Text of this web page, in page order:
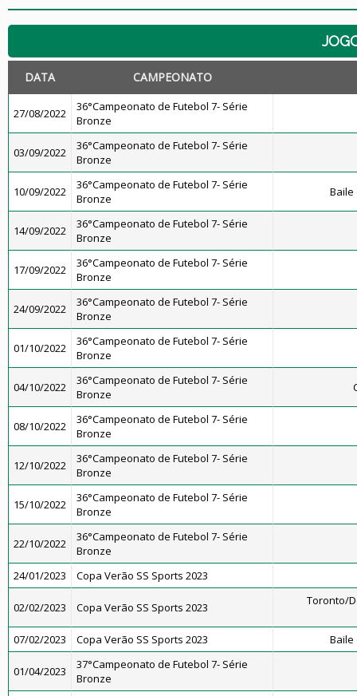
DATA CAMPEONATO
27/08/2022
36°Campeonato de Futebol 7- Série
Bronze
03/09/2022
36°Campeonato de Futebol 7- Série
Bronze
10/09/2022
36°Campeonato de Futebol 7- Série
Bronze
Baile
14/09/2022
36°Campeonato de Futebol 7- Série
Bronze
17/09/2022
36°Campeonato de Futebol 7- Série
Bronze
24/09/2022
36°Campeonato de Futebol 7- Série
Bronze
01/10/2022
36°Campeonato de Futebol 7- Série
Bronze
04/10/2022
36°Campeonato de Futebol 7- Série
Bronze
08/10/2022
36°Campeonato de Futebol 7- Série
Bronze
12/10/2022
36°Campeonato de Futebol 7- Série
Bronze
15/10/2022
36°Campeonato de Futebol 7- Série
Bronze
22/10/2022
36°Campeonato de Futebol 7- Série
Bronze
24/01/2023
Copa Verão SS Sports 2023
02/02/2023 Copa Verão SS Sports 2023 Toronto/
07/02/2023 Copa Verão SS Sports 2023 Baile
01/04/2023
37°Campeonato de Futebol 7- Série
Bronze